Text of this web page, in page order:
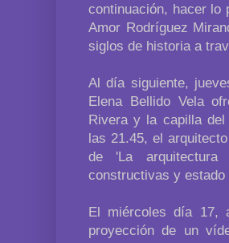
continuación, hacer lo
Amor Rodríguez
siglos de historia a
Al día siguiente,
Elena Bellido Vela
Rivera y la capilla del
las 21.45, el
de 'La arquitectura
constructivas y
El miércoles día 17,
proyección de un